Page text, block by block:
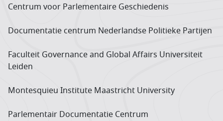
Centrum voor Parlementaire Geschiedenis
Documentatie centrum Neder­landse Politieke Partijen
Faculteit Governance and Global Affairs Universiteit
Leiden
Montesquieu Institute Maastricht University
Parlementair Documentatie Centrum